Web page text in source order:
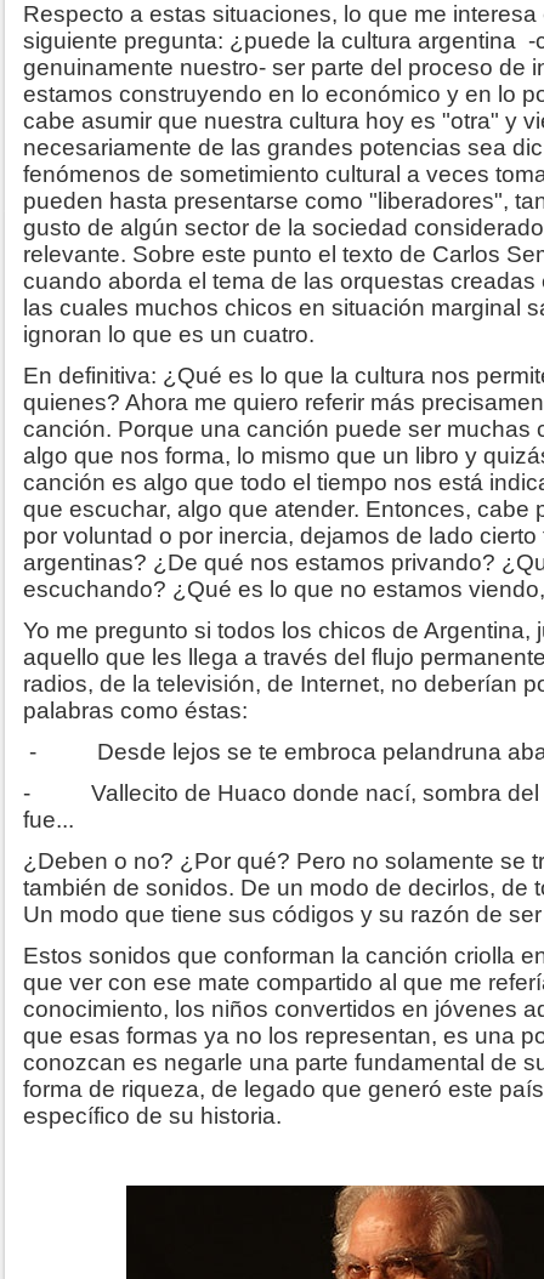
Respecto a estas situaciones, lo que me
siguiente pregunta: ¿puede la cultura argentina -
genuinamente nuestro- ser parte del proceso de
estamos construyendo en lo económico y en lo
cabe asumir que nuestra cultura hoy es "otra" y
necesariamente de las grandes potencias sea
fenómenos de sometimiento cultural a veces
pueden hasta presentarse como "liberadores",
gusto de algún sector de la sociedad
relevante. Sobre este punto el texto de Carlos
cuando aborda el tema de las orquestas
las cuales muchos chicos en situación marginal
ignoran lo que es un cuatro.
En definitiva: ¿Qué es lo que la cultura nos
quienes? Ahora me quiero referir más
canción. Porque una canción puede ser muchas
algo que nos forma, lo mismo que un libro y
canción es algo que todo el tiempo nos está
que escuchar, algo que atender. Entonces, cabe
por voluntad o por inercia, dejamos de lado
argentinas? ¿De qué nos estamos privando?
escuchando? ¿Qué es lo que no estamos
Yo me pregunto si todos los chicos de Argentina,
aquello que les llega a través del flujo
radios, de la televisión, de Internet, no deberían
palabras como éstas:
- Desde lejos se te embroca pelandruna
- Vallecito de Huaco donde nací, sombra del
fue...
¿Deben o no? ¿Por qué? Pero no solamente se
también de sonidos. De un modo de decirlos, de
Un modo que tiene sus códigos y su razón de
Estos sonidos que conforman la canción criolla
que ver con ese mate compartido al que me
conocimiento, los niños convertidos en jóvenes
que esas formas ya no los representan, es una
conozcan es negarle una parte fundamental de
forma de riqueza, de legado que generó este
específico de su historia.